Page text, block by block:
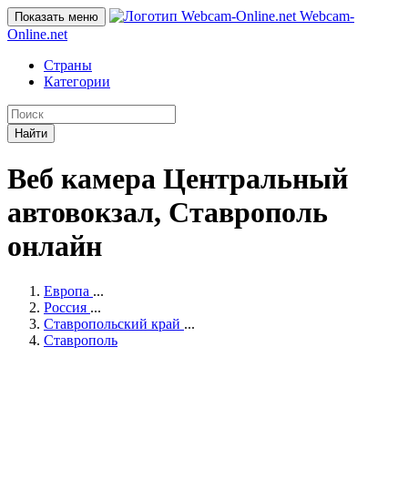
Показать меню
Webcam-
Online.net
Страны
Категории
Найти
Веб камера Центральный
автовокзал, Ставрополь
онлайн
Европа ...
Россия ...
Ставропольский край ...
Ставрополь